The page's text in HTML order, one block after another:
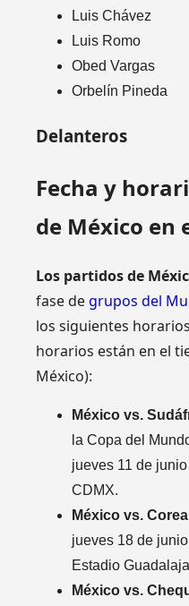
Luis Chávez
Luis Romo
Obed Vargas
Orbelín Pineda
Delanteros
Fecha y
de México en
Los partidos de
fase de grupos del
los siguientes
horarios están en el
México):
México vs.
la Copa del
jueves 11 de
CDMX.
México vs.
jueves 18 de
Estadio
México vs.